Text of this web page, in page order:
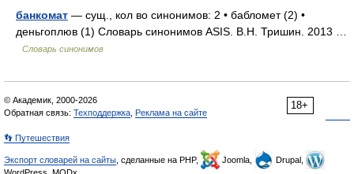
банкомат — сущ., кол во синонимов: 2 • бабломет (2) •
деньгоплюв (1) Словарь синонимов ASIS. В.Н. Тришин. 2013 …
Словарь синонимов
18+
© Академик, 2000-2026
Обратная связь: Техподдержка Реклама на сайте
👣 Путешествия
Экспорт словарей на сайты , сделанные на PHP, Joomla,
Drupal,